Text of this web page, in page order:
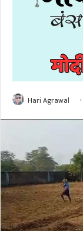
Hari Agrawal